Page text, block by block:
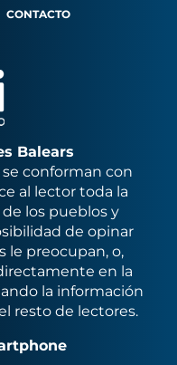
CONTACTO
Balears
conforman con
al lector toda la
los pueblos y
de opinar
le preocupan, o,
en la
la información
resto de lectores.